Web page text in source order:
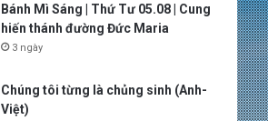
Bánh Mì Sáng | Thứ Tư 05.08 | Cung
hiến thánh đường Đức Maria
3 ngày
Chúng tôi từng là chủng sinh (Anh-
Việt)